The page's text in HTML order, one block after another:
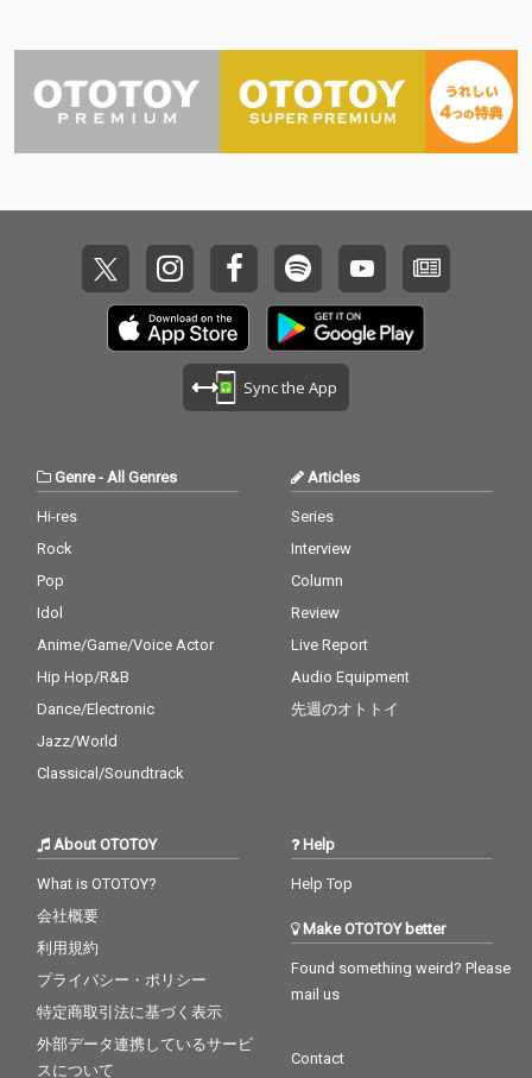
Sync the App
Genre- All Genres
Hi-res
Rock
Pop
Idol
Anime/Game/Voice Actor
Hip Hop/R&B
Dance/Electronic
Jazz/World
Classical/Soundtrack
Articles
Series
Interview
Column
Review
Live Report
Audio Equipment
先週のオトトイ
About OTOTOY
What is OTOTOY?
会社概要
利用規約
プライバシー・ポリシー
特定商取引法に基づく表示
外部データ連携しているサービ
スについて
Help
Help Top
Make OTOTOY better
Found something weird? Please
mail us
Contact